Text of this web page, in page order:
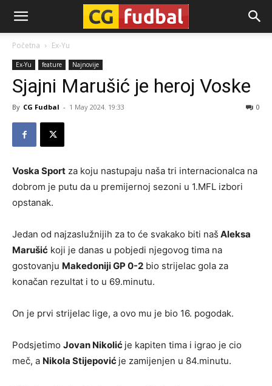
CG-
Fudbal
Početna Ex-Yu
Ex-Yu feature Najnovije
Sjajni Marušić je heroj Voske
By CG Fudbal - 1 May 2024. 19:33 0
Voska Sport za koju nastupaju naša tri internacionalca na
dobrom je putu da u premijernoj sezoni u 1.MFL izbori
opstanak.
Jedan od najzaslužnijih za to će svakako biti naš Aleksa
Marušić koji je danas u pobjedi njegovog tima na
gostovanju Makedoniji GP 0-2 bio strijelac gola za
konačan rezultat i to u 69.minutu.
On je prvi strijelac lige, a ovo mu je bio 16. pogodak.
Podsjetimo Jovan Nikolić je kapiten tima i igrao je cio
meč, a Nikola Stijepović je zamijenjen u 84.minutu.